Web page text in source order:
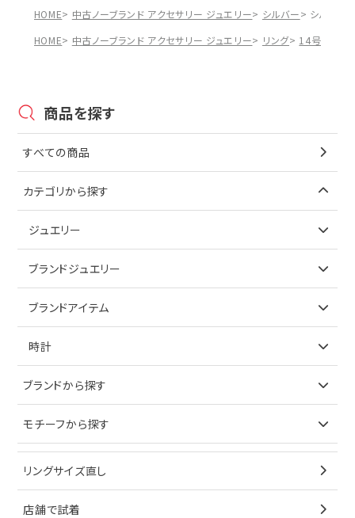
HOME
中古ノーブランド アクセサリー ジュエリー シルバー
シルバー
HOME
中古ノーブランド アクセサリー ジュエリー リング 14号～
商品を探す
すべての商品
カテゴリから探す
ジュエリー
アイテムで探す
ブレスレット
ペンダントトップ
ブランドジュエリー
アイテムで探す
イヤリング
ブレスレット
ブランドアイテム
アイテムで探す
キーケース
サングラス
時計
ブランドで探す
オメガ
シャネル
ブランドから探す
ティファニー
ブルガリ
カルティエ
モチーフから探す
星
リングサイズ直し
店舗で試着